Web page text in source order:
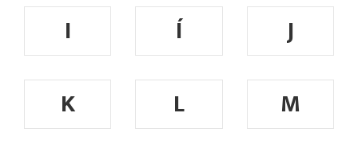
I
Í
J
K
L
M